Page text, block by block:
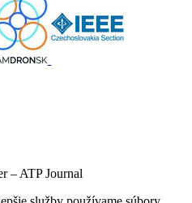
– ATP Journal